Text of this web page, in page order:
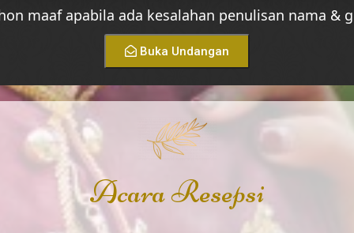
maaf apabila ada kesalahan penulisan nama &
Buka Undangan
Acara Resepsi